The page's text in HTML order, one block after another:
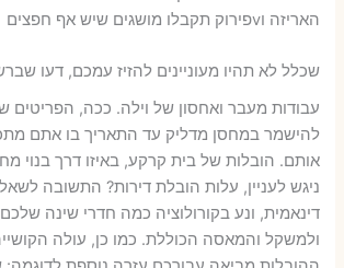
האריזה וvפירוק תקבלו מושגים שיש אף חפצים
שכלל לא תהיו מעוניינים להזיז עמכם, דעו
עבודות מעבר ואחסון של וילה. ככה, הפריטים
להישמר במחסן מדליק עד התאריך בו אתם
אותם. הובלות של בית קרקע, באיזו דרך בנוי
ניגש לעניין, עלות הובלת דירות? התשובה
דינאמית, ונע בקורולוציה כמה חדרי שינה
ולמשקל והמאסה הכוללת. כמו כן, עולה